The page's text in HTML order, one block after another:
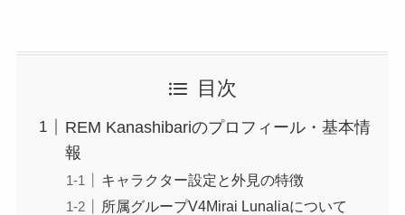
目次
REM Kanashibariのプロフィール・基本情
報
キャラクター設定と外見の特徴
所属グループV4Mirai Lunaliaについて